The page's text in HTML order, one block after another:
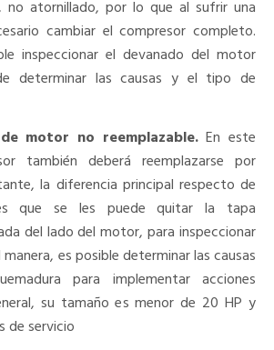
no atornillado, por lo que al sufrir una
cambiar el compresor completo.
inspeccionar el devanado del motor
determinar las causas y el tipo de
motor no reemplazable.En este
también deberá reemplazarse por
la diferencia principal respecto de
que se les puede quitar la tapa
del lado del motor, para inspeccionar
es posible determinar las causas
para implementar acciones
su tamaño es menor de 20 HP y
de servicio